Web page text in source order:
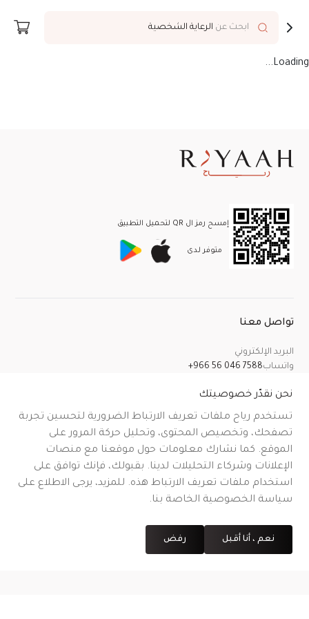
ابحث عن الرعاية الشخصية
Loading...
إمسح رمز ال QR لتحميل التطبيق
متوفر لـدى
تواصل معنا
البريد الإلكتروني
واتساب+966 56 046 7588
سياسة الإرجاع والاسترداد والإلغاء
CR No.| VAT No.
رقم شهادة التوثيق على منصة معروف
نحن نقدّر خصوصيتك
تستخدم رياح ملفات تعريف الارتباط الضرورية لتحسين تجربة
تصفحك، وتخصيص المحتوى، وتحليل حركة المرور على
الموقع. كما نشارك معلومات حول موقعنا مع منصات
الإعلانات وشركاء التحليلات لدينا. بقبولك، فإنك توافق على
استخدام ملفات تعريف الارتباط هذه. للمزيد، يرجى الاطلاع على
سياسة الخصوصية الخاصة بنا.
نعم ، أنا أقبل رفض